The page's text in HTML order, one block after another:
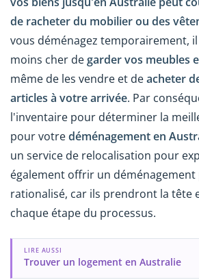
de racheter du mobilier ou des
vous déménagez temporairement,
moins cher degarder vos meubles
même de les vendre et deacheter
articles à votre arrivée. Par
l'inventaire pour déterminer la
pour votredéménagement en
un service de relocalisation pour
également offrir un déménagement
rationalisé, car ils prendront la tête
chaque étape du processus.
LIRE AUSSI
Trouver un logement en Australie